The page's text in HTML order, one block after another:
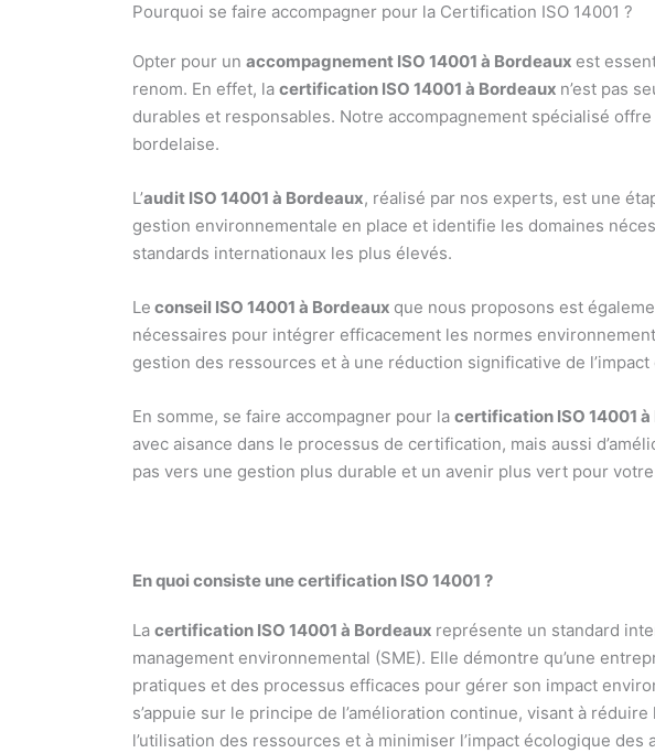
Pourquoi se faire accompagner pour la Certification ISO 14001 ?
Opter pour unaccompagnement ISO 14001 à Bordeaux est
renom. En effet, lacertification ISO 14001 à Bordeaux n’est pas
durables et responsables. Notre accompagnement spécialisé
bordelaise.
L’audit ISO 14001 à Bordeaux, réalisé par nos experts, est une
gestion environnementale en place et identifie les domaines
standards internationaux les plus élevés.
Le conseil ISO 14001 à Bordeaux que nous proposons est
nécessaires pour intégrer efficacement les normes
gestion des ressources et à une réduction significative de
En somme, se faire accompagner pour lacertification ISO 14001 à
avec aisance dans le processus de certification, mais aussi
pas vers une gestion plus durable et un avenir plus vert pour
En quoi consiste une certification ISO 14001 ?
Lacertification ISO 14001 à Bordeaux représente un standard
management environnemental (SME). Elle démontre qu’une
pratiques et des processus efficaces pour gérer son impact
s’appuie sur le principe de l’amélioration continue, visant à
l’utilisation des ressources et à minimiser l’impact écologique des